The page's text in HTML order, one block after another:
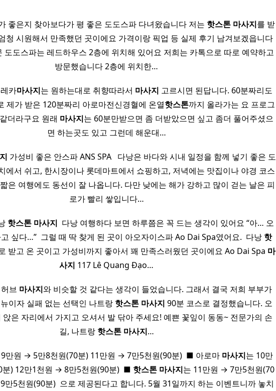
좋은지 찾아보다가 평 좋은 도도스파 다녀왔습니다 저는 핫스톤 마사지를 받
청 시원해서 만족했던 곳이에요 가격이랑 픽업 등 실제 후기 남겨보겠읍니다
도도스파는 레드하우스 2층에 위치해 있어요 저희는 카톡으로 따로 예약하고
방문했습니다 2층에 위치한…
카마사지는 원하는대로 취향따라서 마사지 고르시면 된답니다. 60분짜리도
제가 받은 120분짜리 아로마전신경혈에 온열핫스톤까지 올라가는 요 프로그
더라구요 원래 마사지는 60분만받으면 좀 더받았으면 싶고 좀더 풀어주셨으
면 하는곳도 있고 그런데 해운대…
가성비 좋은 안스파 ANS SPA ​ ​ 다낭은 바다와 시내 일정을 함께 넣기 좋은 도
에서 쉬고, 한시장이나 롯데마트에서 쇼핑하고, 저녁에는 맛집이나 야경 코스
은 여행에도 동선이 잘 나옵니다. 다만 낮에는 해가 강하고 많이 걷는 날은 피
로가 빨리 쌓입니다…
핫스톤 마사지 ​ 다낭 여행하다 보면 하루쯤은 꼭 드는 생각이 있어요 “아… 오
싶다…” ​ 그럴 때 딱 찾게 된 곳이 아오자이스파 Ao Dai Spa였어요. ​ 다낭 핫
받고 온 곳이고 가성비까지 좋아서 꽤 만족스러웠던 곳이에요 Ao Dai Spa 마
사지 117 Lê Quang Đạo…
브 마사지와 비슷할 것 같다는 생각이 들었습니다. 그래서 결국 저희 부부가
이자 실패 없는 선택인 나트랑 핫스톤 마사지 90분 코스로 결정했습니다. 오
앉은 자리에서 가지고 오셔서 발 닦아 주세요! 예쁜 꽃잎이 동동~ 전문가의 손
길, 나트랑 핫스톤 마사지…
만원 → 5만8천원(70분) 11만원 → 7만5천원(90분) ​ ■ 아로마 마사지는 10만
) 12만1천원 → 8만5천원(90분) ​ ■ 핫스톤 마사지는 11만원 → 7만5천원(70
5천원(90분) ​ 으로 제공된다고 합니다. 5월 31일까지 하는 이벤트니까 놓치